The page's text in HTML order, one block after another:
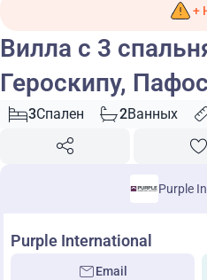
+
Вилла с 3
Героскипу,
3Спален 2Ванных
Purple
Purple International
Email